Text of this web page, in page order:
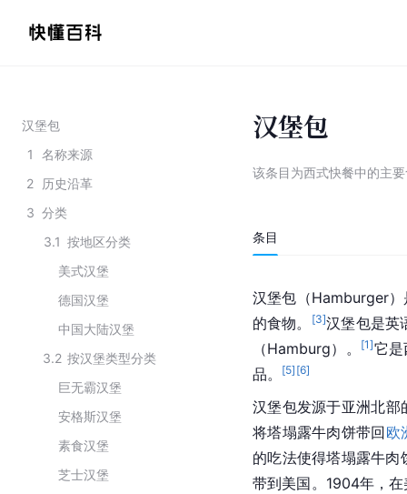
汉堡包
1
名称来源
2
历史沿革
3 分类
3.1 按地区分类
美式汉堡
德国汉堡
中国大陆汉堡
3.2 按汉堡类型分类
巨无霸汉堡
安格斯汉堡
素食汉堡
芝士汉堡
汉堡包
该条目为西式快餐中的主
条目
汉堡包（Hamburger）
的食物。
[3]汉堡包是英
（Hamburg）。
[1]它
品。
[5] [6]
汉堡包发源于亚洲北部
将塔塌露牛肉饼带回欧
的吃法使得塔塌露牛
带到美国。1904年，在